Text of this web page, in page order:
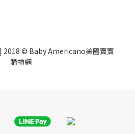
| 2018 © Baby Americano美國寶寶
購物網